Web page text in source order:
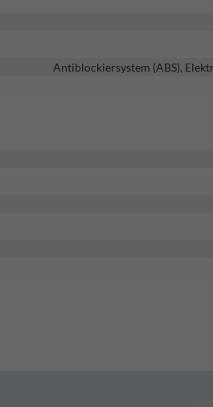
Antiblockiersystem (ABS),